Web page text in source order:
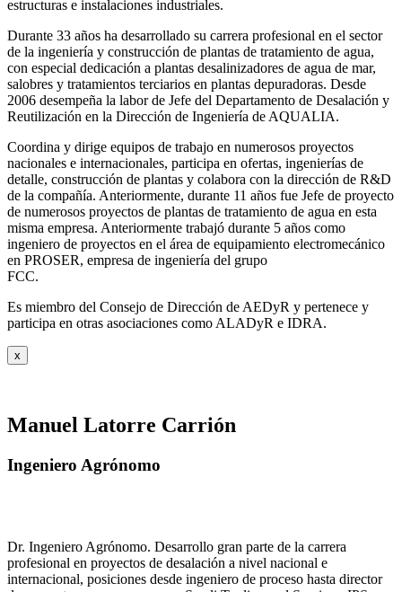
estructuras e instalaciones industriales.
Durante 33 años ha desarrollado su carrera profesional en el sector
de la ingeniería y construcción de plantas de tratamiento de agua,
con especial dedicación a plantas desalinizadores de agua de mar,
salobres y tratamientos terciarios en plantas depuradoras. Desde
2006 desempeña la labor de Jefe del Departamento de Desalación y
Reutilización en la Dirección de Ingeniería de AQUALIA.
Coordina y dirige equipos de trabajo en numerosos proyectos
nacionales e internacionales, participa en ofertas, ingenierías de
detalle, construcción de plantas y colabora con la dirección de R&D
de la compañía. Anteriormente, durante 11 años fue Jefe de proyecto
de numerosos proyectos de plantas de tratamiento de agua en esta
misma empresa. Anteriormente trabajó durante 5 años como
ingeniero de proyectos en el área de equipamiento electromecánico
en PROSER, empresa de ingeniería del grupo
FCC.
Es miembro del Consejo de Dirección de AEDyR y pertenece y
participa en otras asociaciones como ALADyR e IDRA.
x
Manuel Latorre Carrión
Ingeniero Agrónomo
Dr. Ingeniero Agrónomo. Desarrollo gran parte de la carrera
profesional en proyectos de desalación a nivel nacional e
internacional, posiciones desde ingeniero de proceso hasta director